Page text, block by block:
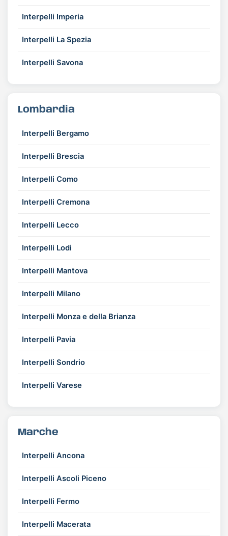
Interpelli Imperia
Interpelli La Spezia
Interpelli Savona
Lombardia
Interpelli Bergamo
Interpelli Brescia
Interpelli Como
Interpelli Cremona
Interpelli Lecco
Interpelli Lodi
Interpelli Mantova
Interpelli Milano
Interpelli Monza e della Brianza
Interpelli Pavia
Interpelli Sondrio
Interpelli Varese
Marche
Interpelli Ancona
Interpelli Ascoli Piceno
Interpelli Fermo
Interpelli Macerata